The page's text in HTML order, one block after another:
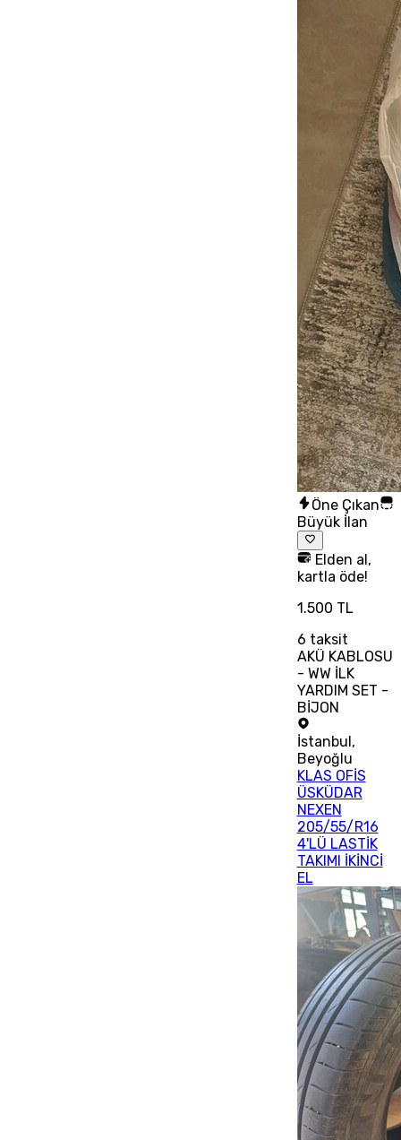
Öne Çıkan
Büyük İlan
Elden al,
kartla öde!
1.500 TL
6 taksit
AKÜ KABLOSU
- WW İLK
YARDIM SET -
BİJON
İstanbul ,
Beyoğlu
KLAS OFİS
ÜSKÜDAR
NEXEN
205/55/R16
4'LÜ LASTİK
TAKIMI İKİNCİ
EL